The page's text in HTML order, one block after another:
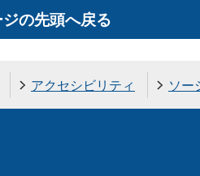
の先頭へ戻る
アクセシビリティ ソー